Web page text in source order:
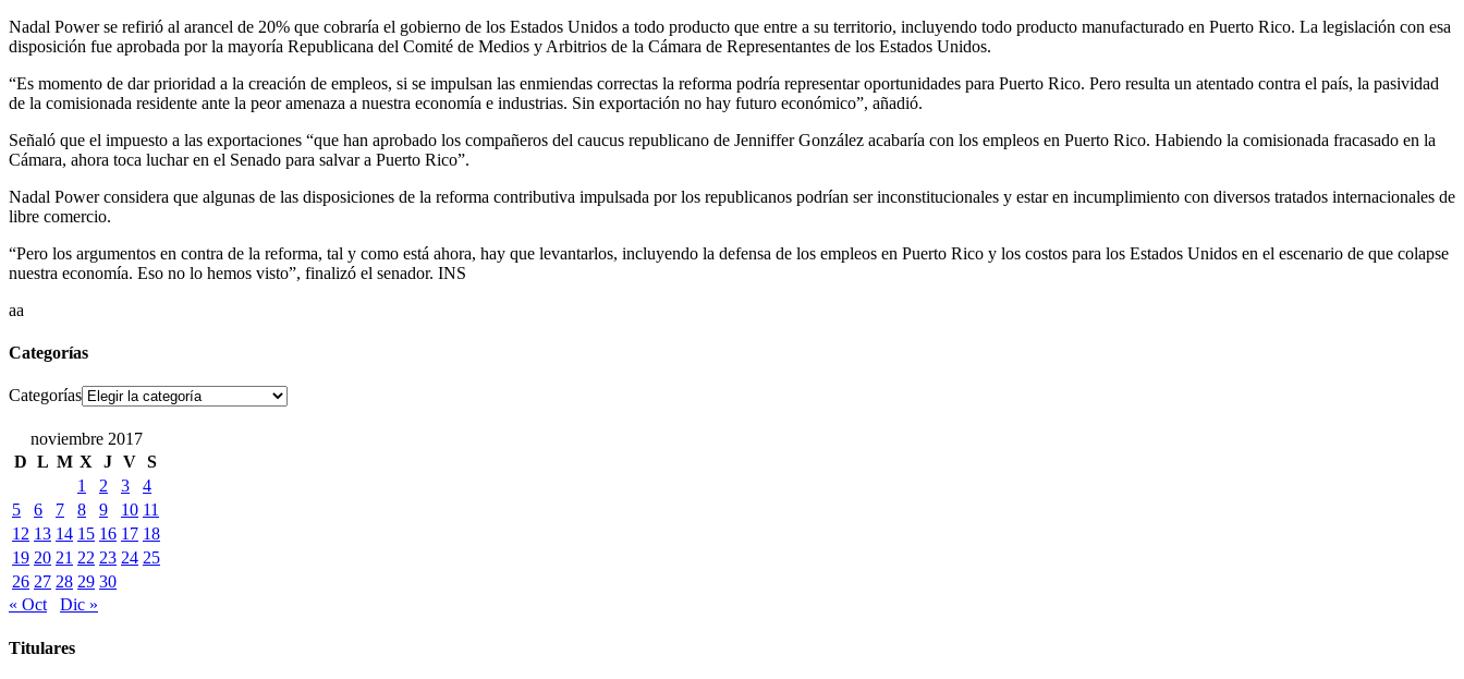
Nadal Power se refirió al arancel de 20% que cobraría el gobierno de los Estados Unidos a todo producto que entre a su territorio, incluyendo todo producto manufacturado en Puerto Rico. La legislación con esa
disposición fue aprobada por la mayoría Republicana del Comité de Medios y Arbitrios de la Cámara de Representantes de los Estados Unidos.
“Es momento de dar prioridad a la creación de empleos, si se impulsan las enmiendas correctas la reforma podría representar oportunidades para Puerto Rico. Pero resulta un atentado contra el país, la pasividad
de la comisionada residente ante la peor amenaza a nuestra economía e industrias. Sin exportación no hay futuro económico”, añadió.
Señaló que el impuesto a las exportaciones “que han aprobado los compañeros del caucus republicano de Jenniffer González acabaría con los empleos en Puerto Rico. Habiendo la comisionada fracasado en la
Cámara, ahora toca luchar en el Senado para salvar a Puerto Rico”.
Nadal Power considera que algunas de las disposiciones de la reforma contributiva impulsada por los republicanos podrían ser inconstitucionales y estar en incumplimiento con diversos tratados internacionales de
libre comercio.
“Pero los argumentos en contra de la reforma, tal y como está ahora, hay que levantarlos, incluyendo la defensa de los empleos en Puerto Rico y los costos para los Estados Unidos en el escenario de que colapse
nuestra economía. Eso no lo hemos visto”, finalizó el senador. INS
aa
Categorías
Categorías
noviembre 2017
D L M X J V S
1
2 3
4
5
6 7 8 9 10 11
12 13 14 15 16 17 18
19 20 21 22 23 24 25
26 27 28 29 30
« Oct
Dic »
Titulares